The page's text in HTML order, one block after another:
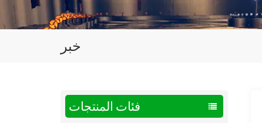
خبر
فئات المنتجات